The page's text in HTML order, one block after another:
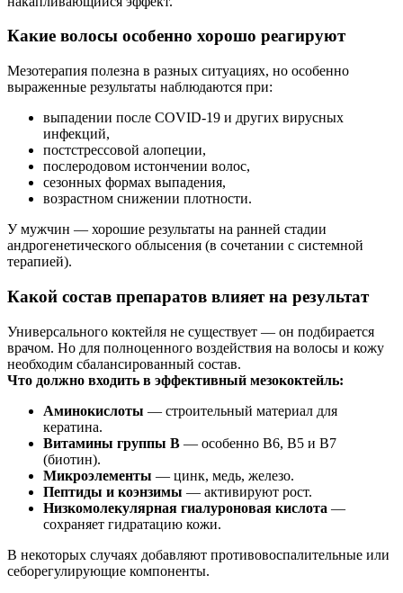
Какие волосы особенно хорошо реагируют
Мезотерапия полезна в разных ситуациях, но особенно
выраженные результаты наблюдаются при:
выпадении после COVID-19 и других вирусных
инфекций,
постстрессовой алопеции,
послеродовом истончении волос,
сезонных формах выпадения,
возрастном снижении плотности.
У мужчин — хорошие результаты на ранней стадии
андрогенетического облысения (в сочетании с системной
терапией).
Какой состав препаратов влияет на результат
Универсального коктейля не существует — он подбирается
врачом. Но для полноценного воздействия на волосы и кожу
необходим сбалансированный состав.
Что должно входить в эффективный мезококтейль:
Аминокислоты — строительный материал для
кератина.
Витамины группы B — особенно B6, B5 и B7
(биотин).
Микроэлементы — цинк, медь, железо.
Пептиды и коэнзимы — активируют рост.
Низкомолекулярная гиалуроновая кислота —
сохраняет гидратацию кожи.
В некоторых случаях добавляют противовоспалительные или
себорегулирующие компоненты.